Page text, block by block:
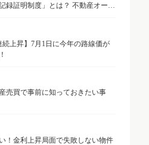
録証明制度」とは？ 不動産オーナ
続上昇】7月1日に今年の路線価が
売買で事前に知っておきたい事
！金利上昇局面で失敗しない物件